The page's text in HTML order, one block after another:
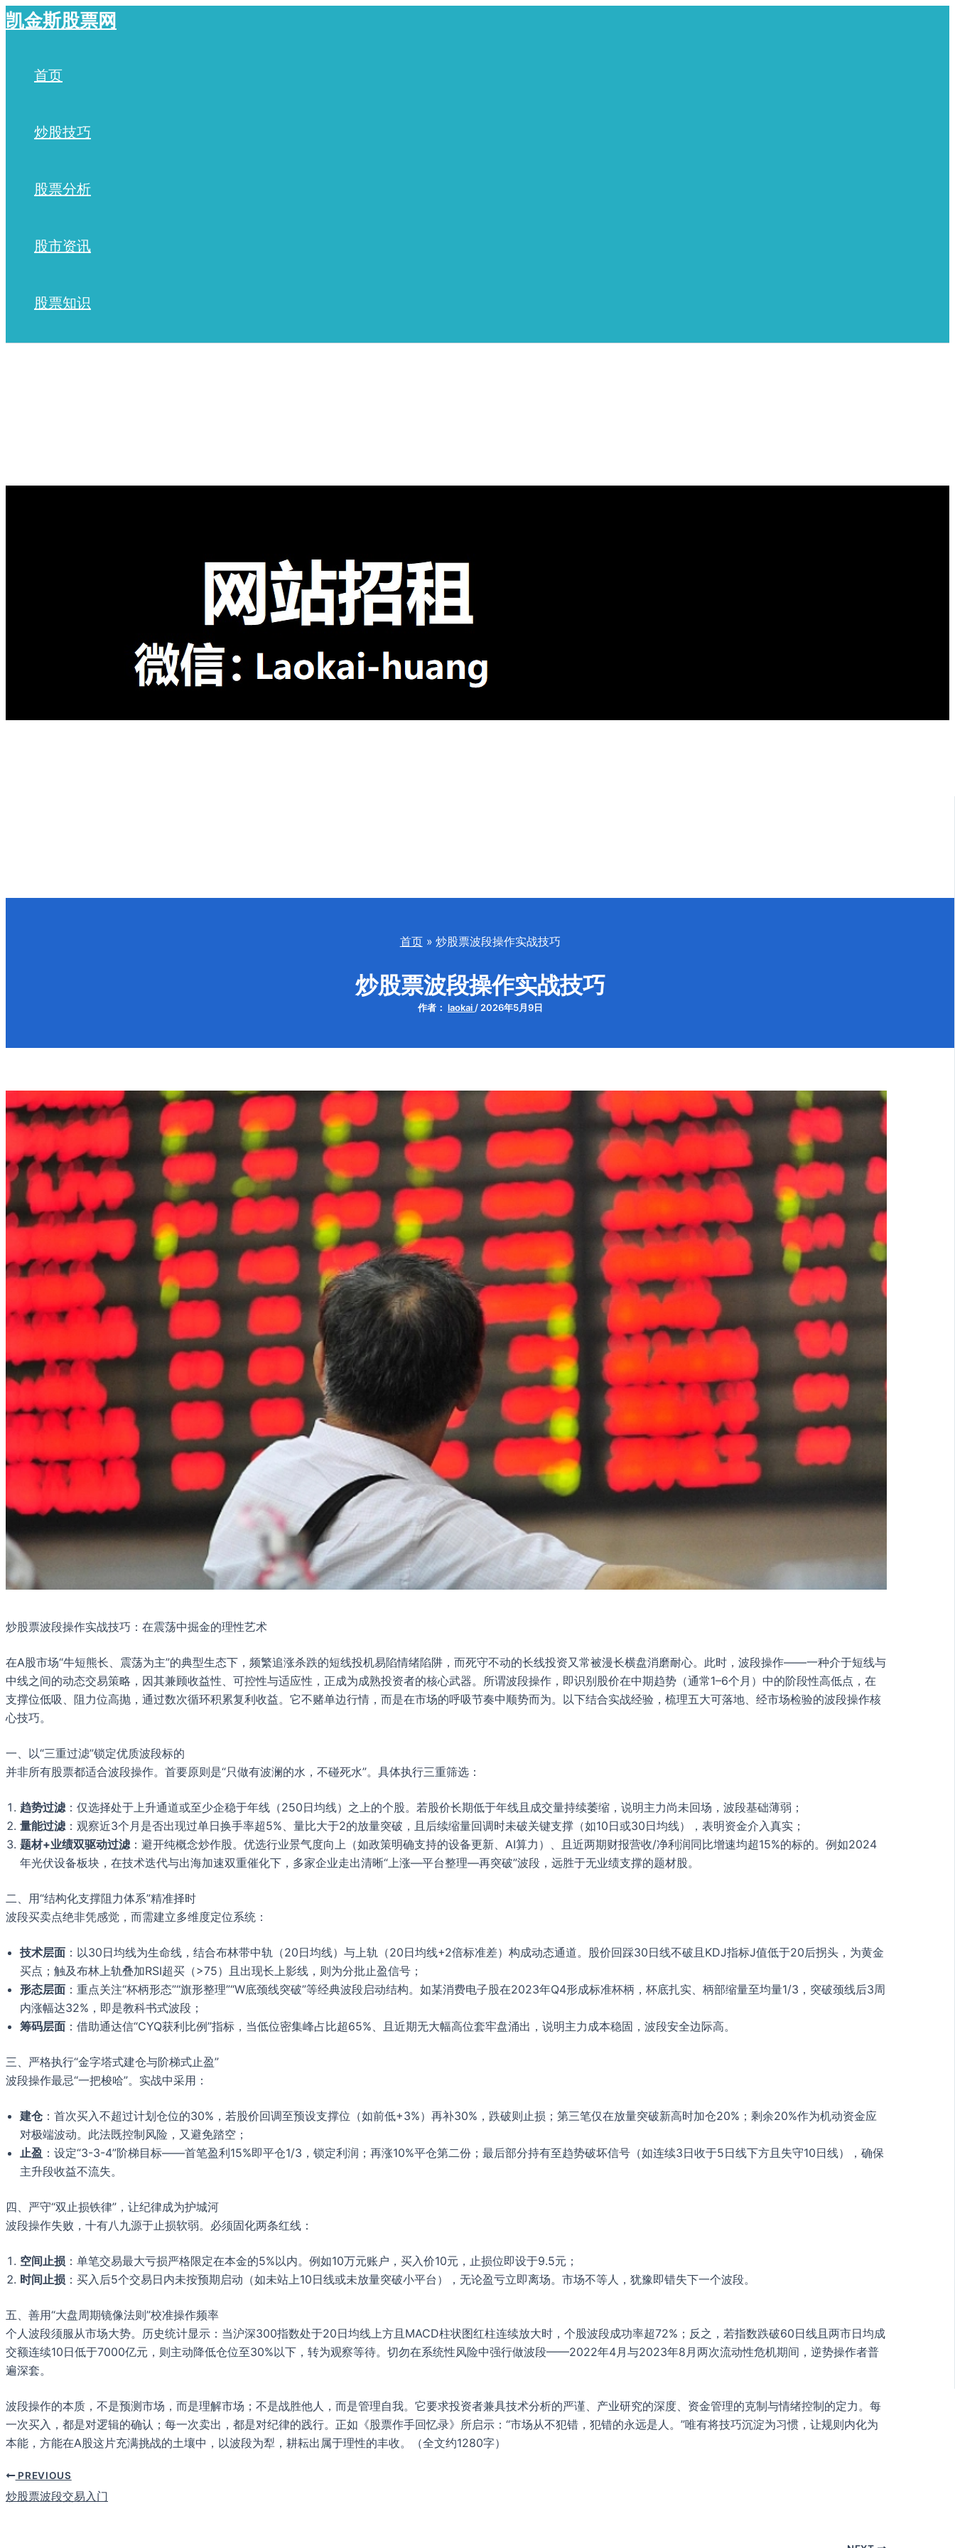
跳
至
凯金斯股票网
首页
炒股技巧
股票分析
股市资讯
股票知识
首页 炒股票波段操作实战技巧
炒股票波段操作实战技巧
作者： laokai / 2026年5月9日
炒股票波段操作实战技巧：在震荡中掘金的理性艺术
在A股市场“牛短熊长、震荡为主”的典型生态下，频繁追涨杀跌的短线投机易陷情绪陷阱，而死守不动的长线投资又常被漫长横盘消磨耐心。此时，波段操作——一种介于短线与
中线之间的动态交易策略，因其兼顾收益性、可控性与适应性，正成为成熟投资者的核心武器。所谓波段操作，即识别股价在中期趋势（通常1–6个月）中的阶段性高低点，在
支撑位低吸、阻力位高抛，通过数次循环积累复利收益。它不赌单边行情，而是在市场的呼吸节奏中顺势而为。以下结合实战经验，梳理五大可落地、经市场检验的波段操作核
心技巧。
一、以“三重过滤”锁定优质波段标的
并非所有股票都适合波段操作。首要原则是“只做有波澜的水，不碰死水”。具体执行三重筛选：
趋势过滤：仅选择处于上升通道或至少企稳于年线（250日均线）之上的个股。若股价长期低于年线且成交量持续萎缩，说明主力尚未回场，波段基础薄弱；
量能过滤：观察近3个月是否出现过单日换手率超5%、量比大于2的放量突破，且后续缩量回调时未破关键支撑（如10日或30日均线），表明资金介入真实；
题材+业绩双驱动过滤：避开纯概念炒作股。优选行业景气度向上（如政策明确支持的设备更新、AI算力）、且近两期财报营收/净利润同比增速均超15%的标的。例如2024
年光伏设备板块，在技术迭代与出海加速双重催化下，多家企业走出清晰“上涨—平台整理—再突破”波段，远胜于无业绩支撑的题材股。
二、用“结构化支撑阻力体系”精准择时
波段买卖点绝非凭感觉，而需建立多维度定位系统：
技术层面 ：以30日均线为生命线，结合布林带中轨（20日均线）与上轨（20日均线+2倍标准差）构成动态通道。股价回踩30日线不破且KDJ指标J值低于20后拐头，为黄金
买点；触及布林上轨叠加RSI超买（>75）且出现长上影线，则为分批止盈信号；
形态层面 ：重点关注“杯柄形态”“旗形整理”“W底颈线突破”等经典波段启动结构。如某消费电子股在2023年Q4形成标准杯柄，杯底扎实、柄部缩量至均量1/3，突破颈线后3周
内涨幅达32%，即是教科书式波段；
筹码层面 ：借助通达信“CYQ获利比例”指标，当低位密集峰占比超65%、且近期无大幅高位套牢盘涌出，说明主力成本稳固，波段安全边际高。
三、严格执行“金字塔式建仓与阶梯式止盈”
波段操作最忌“一把梭哈”。实战中采用：
建仓 ：首次买入不超过计划仓位的30%，若股价回调至预设支撑位（如前低+3%）再补30%，跌破则止损；第三笔仅在放量突破新高时加仓20%；剩余20%作为机动资金应
对极端波动。此法既控制风险，又避免踏空；
止盈 ：设定“3-3-4”阶梯目标——首笔盈利15%即平仓1/3，锁定利润；再涨10%平仓第二份；最后部分持有至趋势破坏信号（如连续3日收于5日线下方且失守10日线），确保
主升段收益不流失。
四、严守“双止损铁律”，让纪律成为护城河
波段操作失败，十有八九源于止损软弱。必须固化两条红线：
空间止损 ：单笔交易最大亏损严格限定在本金的5%以内。例如10万元账户，买入价10元，止损位即设于9.5元；
时间止损 ：买入后5个交易日内未按预期启动（如未站上10日线或未放量突破小平台），无论盈亏立即离场。市场不等人，犹豫即错失下一个波段。
五、善用“大盘周期镜像法则”校准操作频率
个人波段须服从市场大势。历史统计显示：当沪深300指数处于20日均线上方且MACD柱状图红柱连续放大时，个股波段成功率超72%；反之，若指数跌破60日线且两市日均成
交额连续10日低于7000亿元，则主动降低仓位至30%以下，转为观察等待。切勿在系统性风险中强行做波段——2022年4月与2023年8月两次流动性危机期间，逆势操作者普
遍深套。
波段操作的本质，不是预测市场，而是理解市场；不是战胜他人，而是管理自我。它要求投资者兼具技术分析的严谨、产业研究的深度、资金管理的克制与情绪控制的定力。每
一次买入，都是对逻辑的确认；每一次卖出，都是对纪律的践行。正如《股票作手回忆录》所启示：“市场从不犯错，犯错的永远是人。”唯有将技巧沉淀为习惯，让规则内化为
本能，方能在A股这片充满挑战的土壤中，以波段为犁，耕耘出属于理性的丰收。（全文约1280字）
PREVIOUS
炒股票波段交易入门